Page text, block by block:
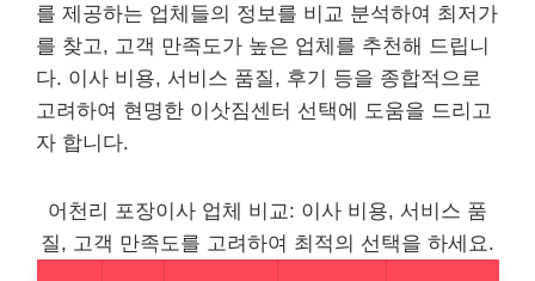
를 제공하는 업체들의 정보를 비교 분석하여 최저가
를 찾고, 고객 만족도가 높은 업체를 추천해 드립니
다. 이사 비용, 서비스 품질, 후기 등을 종합적으로
고려하여 현명한 이삿짐센터 선택에 도움을 드리고
자 합니다.
어천리 포장이사 업체 비교: 이사 비용, 서비스 품
질, 고객 만족도를 고려하여 최적의 선택을 하세요.